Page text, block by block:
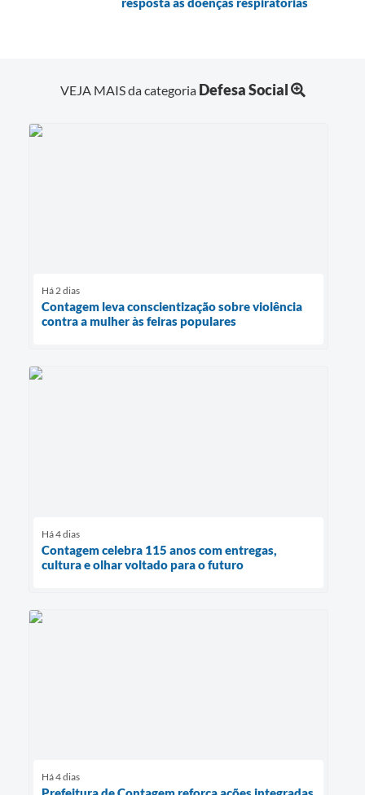
VEJA MAIS da categoria Defesa Social
Há 2 dias
Contagem leva conscientização sobre violência
contra a mulher às feiras populares
Há 4 dias
Contagem celebra 115 anos com entregas,
cultura e olhar voltado para o futuro
Há 4 dias